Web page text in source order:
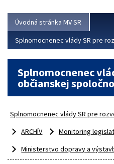
Úvodná stránka MV SR
Splnomocnenec vlády SR pre
Splnomocnenec
občianskej
Splnomocnenec vlády SR pre
ARCHÍV
Monitoring
Ministerstvo dopravy a